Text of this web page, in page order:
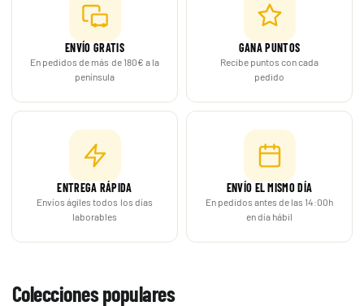
ENVÍO GRATIS
En pedidos de más de 180€ a la
península
GANA PUNTOS
Recibe puntos con cada
pedido
ENTREGA RÁPIDA
Envíos ágiles todos los días
laborables
ENVÍO EL MISMO DÍA
En pedidos antes de las 14:00h
en día hábil
Colecciones populares